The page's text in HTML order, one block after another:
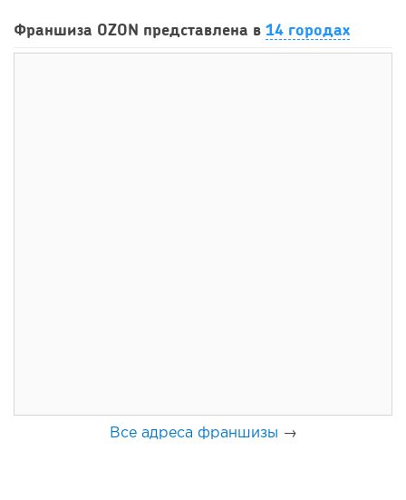
2026 году:...
Франшиза OZON представлена в 14 городах
Все адреса франшизы →